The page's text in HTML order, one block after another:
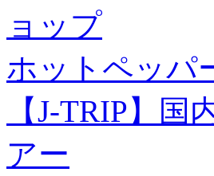
ョップ
ホットペッパ
【J-TRIP】
アー